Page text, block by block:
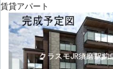
賃貸アパート